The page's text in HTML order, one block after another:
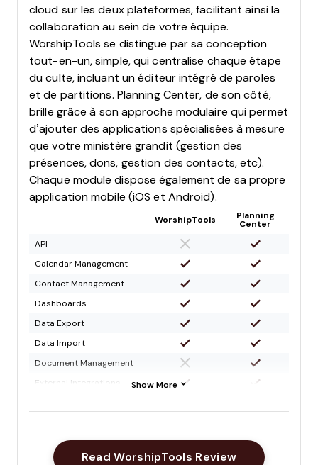
cloud sur les deux plateformes, facilitant ainsi la
collaboration au sein de votre équipe.
WorshipTools se distingue par sa conception
tout-en-un, simple, qui centralise chaque étape
du culte, incluant un éditeur intégré de paroles
et de partitions. Planning Center, de son côté,
brille grâce à son approche modulaire qui permet
d’ajouter des applications spécialisées à mesure
que votre ministère grandit (gestion des
présences, dons, gestion des contacts, etc).
Chaque module dispose également de sa propre
application mobile (iOS et Android).
WorshipTools
Planning
Center
API
Calendar Management
Contact Management
Dashboards
Data Export
Data Import
Document Management
External Integrations
Payment Gateway
Integration
Show More
Read WorshipTools ReviewOpens New